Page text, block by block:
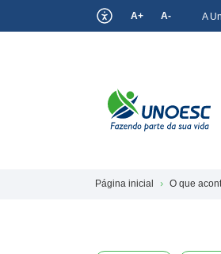
A+ A- A
Página inicial O que